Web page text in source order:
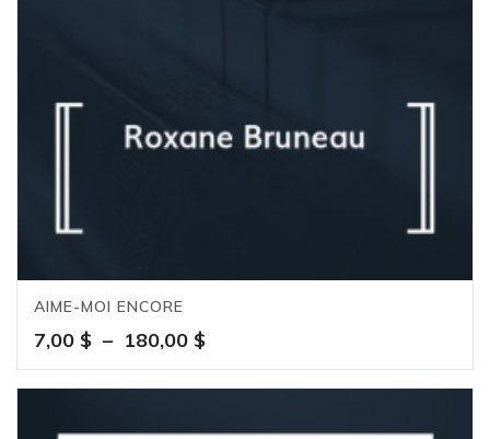
AIME-MOI ENCORE
7,00 $ – 180,00 $Plage
de
prix :